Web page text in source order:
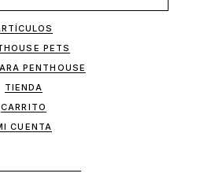
PETS
PENTHOUSE
TIENDA
CARRITO
CUENTA